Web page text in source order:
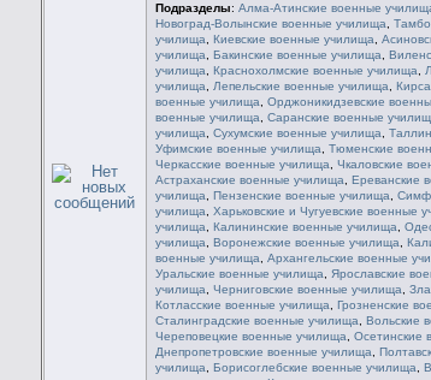
Подразделы: Алма-Атинские военные
Новоград-Волынские военные училища
училища
Киевские военные училища
училища
Бакинские военные училища
училища
Краснохолмские военные училища
училища
Лепельские военные училища
военные училища
Орджоникидзевские
военные училища
Саранские военные
училища
Сухумские военные училища
Уфимские военные училища
Тюменские
Черкасские военные училища
Чкаловские
Астраханские военные училища
Ереванские
училища
Пензенские военные училища
училища
Харьковские и Чугуевские военные
училища
Калининские военные училища
училища
Воронежские военные училища
военные училища
Архангельские военные
Уральские военные училища
Ярославские
училища
Черниговские военные училища
Котласские военные училища
Грозненские
Сталинградские военные училища
Вольские
Череповецкие военные училища
Осетинские
Днепропетровские военные училища
училища
Борисоглебские военные училища